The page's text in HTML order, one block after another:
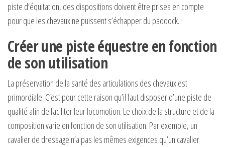
piste d’équitation, des dispositions doivent être prises en compte
pour que les chevaux ne puissent s’échapper du paddock.
Créer une piste équestre en fonction
de son utilisation
La préservation de la santé des articulations des chevaux est
primordiale. C’est pour cette raison qu’il faut disposer d’une piste de
qualité afin de faciliter leur locomotion. Le choix de la structure et de la
composition varie en fonction de son utilisation. Par exemple, un
cavalier de dressage n’a pas les mêmes exigences qu’un cavalier